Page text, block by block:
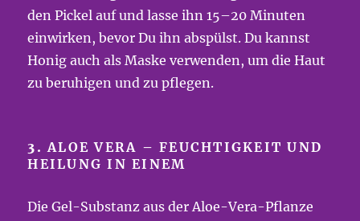
den Pickel auf und lasse ihn 15–20 Minuten
einwirken, bevor Du ihn abspülst. Du kannst
Honig auch als Maske verwenden, um die Haut
zu beruhigen und zu pflegen.
3.ALOE VERA – FEUCHTIGKEIT UND
HEILUNG IN EINEM
Die Gel-Substanz aus der Aloe-Vera-Pflanze